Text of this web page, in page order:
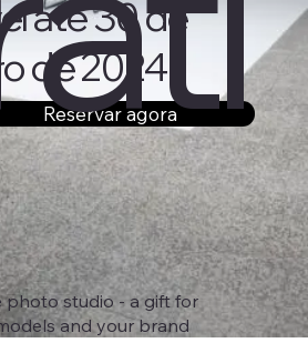
até 30 de
de 2024
Reservar agora
photo studio - a gift for
and your brand